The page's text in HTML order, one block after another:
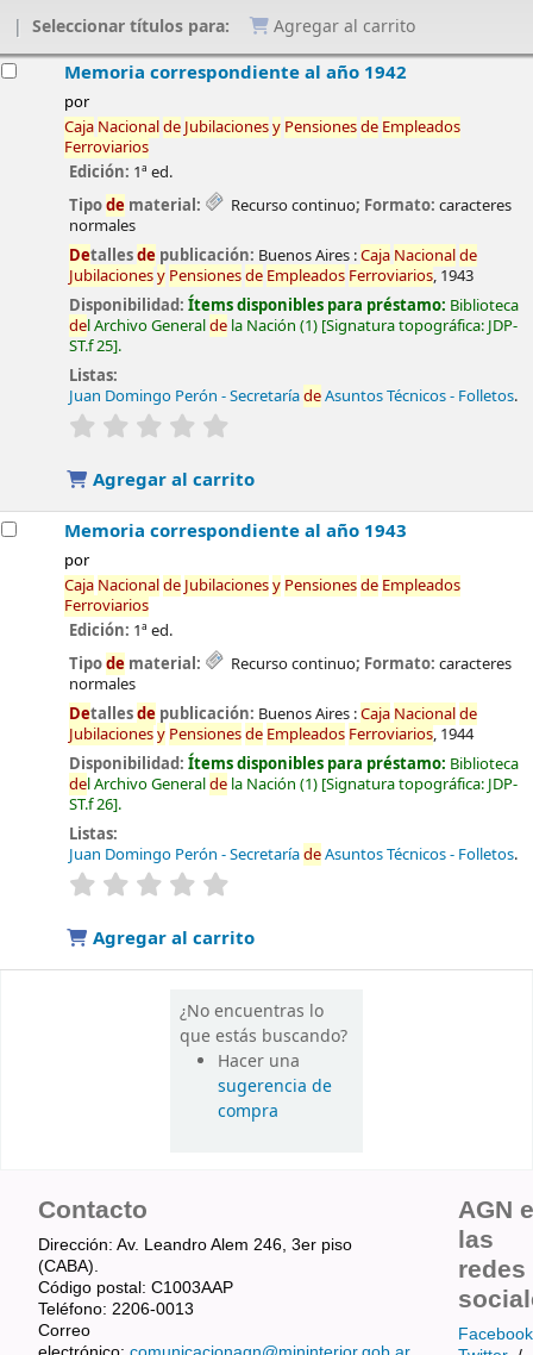
Seleccionar títulos para:
Agregar al carrito
Memoria correspondiente al año 1942
por
Caja Nacionalde Jubilacionesy Pensionesde Empleados
Ferroviarios
Edición: 1ª ed.
Tipode material: Recurso continuo; Formato: caracteres
normales
Detallesde publicación: Buenos Aires :Caja Nacionalde
Jubilacionesy Pensionesde Empleados Ferroviarios, 1943
Disponibilidad:Ítems disponibles para préstamo: Biblioteca
del Archivo Generalde la Nación (1) Signatura topográfica: JDP-
ST.f 25 .
Listas:
Juan Domingo Perón - SecretaríadeAsuntos Técnicos - Folletos.
valoración
Agregar al carrito
Memoria correspondiente al año 1943
por
Caja Nacionalde Jubilacionesy Pensionesde Empleados
Ferroviarios
Edición: 1ª ed.
Tipode material: Recurso continuo; Formato: caracteres
normales
Detallesde publicación: Buenos Aires :Caja Nacionalde
Jubilacionesy Pensionesde Empleados Ferroviarios, 1944
Disponibilidad:Ítems disponibles para préstamo: Biblioteca
del Archivo Generalde la Nación (1) Signatura topográfica: JDP-
ST.f 26 .
Listas:
Juan Domingo Perón - SecretaríadeAsuntos Técnicos - Folletos.
valoración
Agregar al carrito
¿No encuentras lo
que estás buscando?
Hacer una
sugerencia de
compra
Contacto
Dirección: Av. Leandro Alem 246, 3er piso
(CABA).
Código postal: C1003AAP
Teléfono: 2206-0013
Correo
AGN
las
redes
Facebook